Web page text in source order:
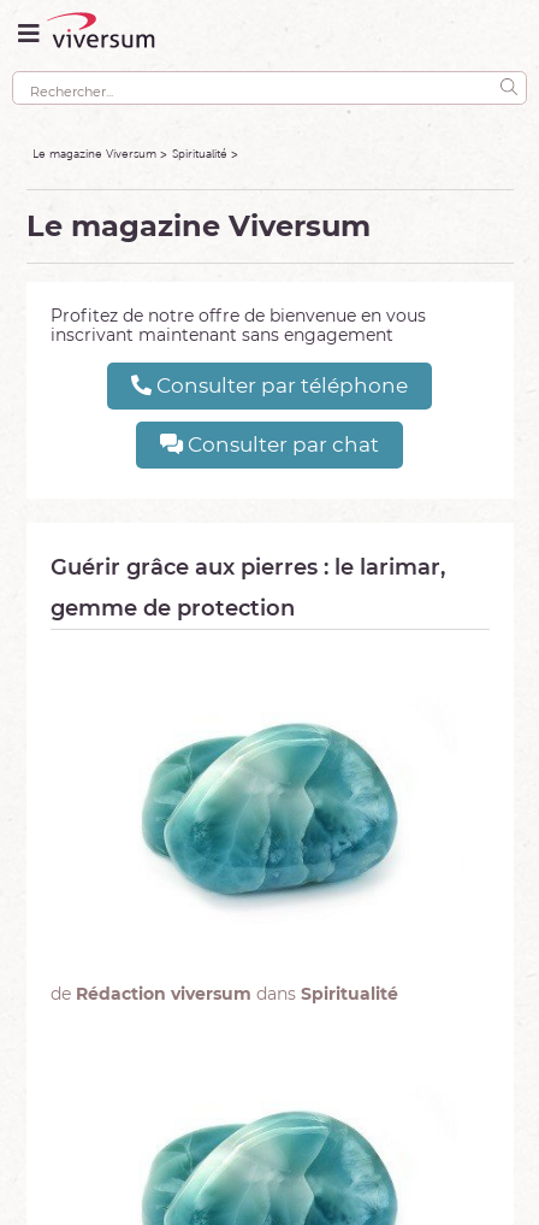
Le magazine Viversum Spiritualité
Le magazine Viversum
Profitez de notre offre de bienvenue en vous
inscrivant maintenant sans engagement
Consulter par téléphone
Consulter par chat
Guérir grâce aux pierres : le larimar,
gemme de protection
de Rédaction viversum dans Spiritualité